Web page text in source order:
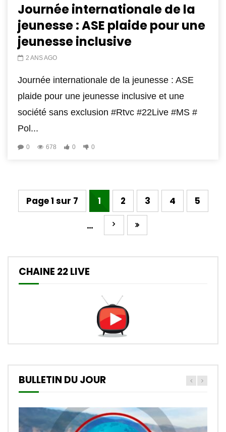
Journée internationale de la
jeunesse : ASE plaide pour une
jeunesse inclusive
2 ANS AGO
Journée internationale de la jeunesse : ASE
plaide pour une jeunesse inclusive et une
société sans exclusion #Rtvc #22Live #MS #
Pol...
0 678 0 0
Page 1 sur 7 1 2 3 4 5
…
CHAINE 22 LIVE
BULLETIN DU JOUR